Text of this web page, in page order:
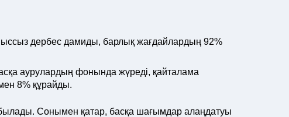
дербес дамиды, барлық жағдайлардың 92%
аурулардың фонында жүреді, қайталама
8% құрайды.
Сонымен қатар, басқа шағымдар алаңдатуы